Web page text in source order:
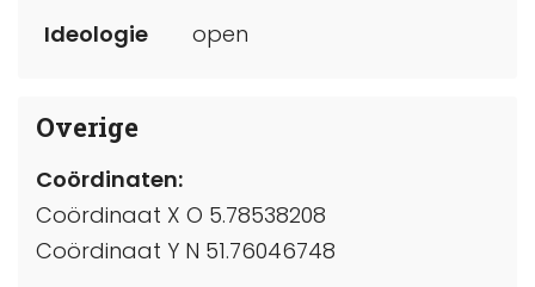
Ideologie open
Overige
Coördinaten:
Coördinaat X O 5.78538208
Coördinaat Y N 51.76046748